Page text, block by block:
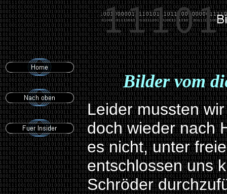
Bilder vom
Leider mussten
doch wieder nach
es nicht, unter
entschlossen uns
Schröder